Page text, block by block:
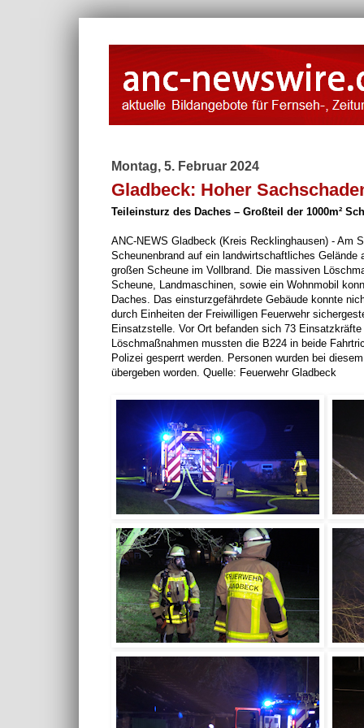
Montag, 5. Februar 2024
Gladbeck: Hoher
Teileinsturz des Daches – Großteil der 1000m²
ANC-NEWS Gladbeck (Kreis Recklinghausen) - Am
Scheunenbrand auf ein landwirtschaftliches
großen Scheune im Vollbrand. Die massiven
Scheune, Landmaschinen, sowie ein Wohnmobil
Daches. Das einsturzgefährdete Gebäude konnte
durch Einheiten der Freiwilligen Feuerwehr
Einsatzstelle. Vor Ort befanden sich 73
Löschmaßnahmen mussten die B224 in beide
Polizei gesperrt werden. Personen wurden bei
übergeben worden. Quelle: Feuerwehr Gladbeck